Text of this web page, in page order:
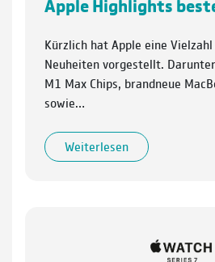
Apple Highlights
Kürzlich hat Apple eine
Neuheiten vorgestellt.
M1 Max Chips, brandneue
sowie…
Weiterlesen